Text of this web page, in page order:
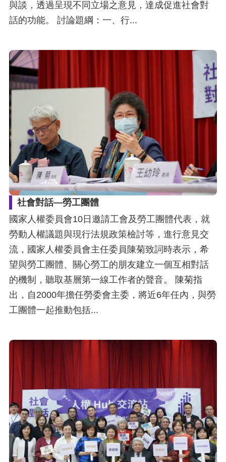
網
安
全
政
策
隱
私
權
保
護
政
策
政
府
網
站
資
告
無
障
礙
與談，透過呈現不同立場之意見，達成促進社會對
話的功能。 討論題綱：一、行...
社會對話—勞工團體
國家人權委員會10日邀請工會及勞工團體代表，就
勞動人權議題與現行法規政策檢討等，進行意見交
流，國家人權委員會主任委員陳菊致詞時表示，希
望與勞工團體、關心勞工的朋友建立一個互相對話
的機制，聽取基層第一線工作者的聲音。 陳菊指
出，自2000年擔任勞委會主委，將近6年任內，與勞
工團體一起推動包括...